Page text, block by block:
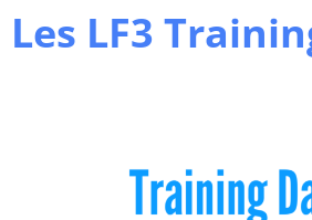
Les LF3